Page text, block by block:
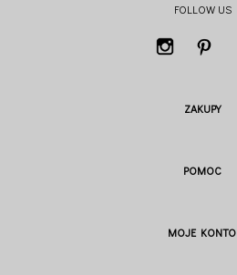
FOLLOW US
ZAKUPY
POMOC
MOJE KONTO